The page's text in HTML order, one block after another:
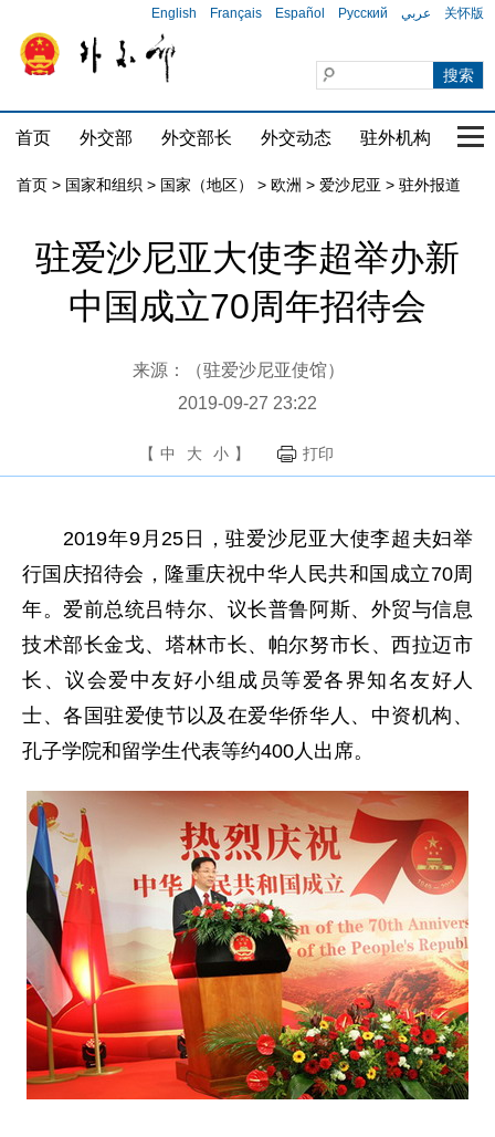
English Français Español Русский عربي 关怀版
首页 外交部 外交部长 外交动态 驻外机构 国
首页 > 国家和组织 > 国家（地区） > 欧洲 > 爱沙尼亚 > 驻外报道
驻爱沙尼亚大使李超举办新
中国成立70周年招待会
来源：（驻爱沙尼亚使馆）
2019-09-27 23:22
【 中 大 小 】 打印
2019年9月25日，驻爱沙尼亚大使李超夫妇举
行国庆招待会，隆重庆祝中华人民共和国成立70周
年。爱前总统吕特尔、议长普鲁阿斯、外贸与信息
技术部长金戈、塔林市长、帕尔努市长、西拉迈市
长、议会爱中友好小组成员等爱各界知名友好人
士、各国驻爱使节以及在爱华侨华人、中资机构、
孔子学院和留学生代表等约400人出席。